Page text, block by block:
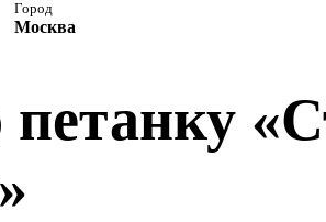
Город
Москва